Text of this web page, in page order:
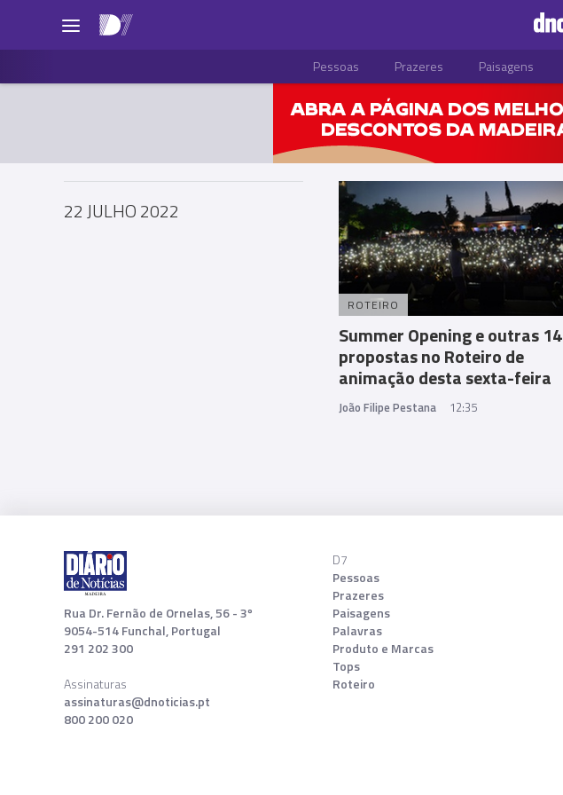
Pessoas Prazeres Paisagens
22 JULHO 2022
ROTEIRO
Summer Opening e outras 14
propostas no Roteiro de
animação desta sexta-feira
João Filipe Pestana 12:35
Rua Dr. Fernão de Ornelas, 56 - 3º
9054-514 Funchal, Portugal
291 202 300
Assinaturas
assinaturas@dnoticias.pt
800 200 020
D7
Pessoas
Prazeres
Paisagens
Palavras
Produto e Marcas
Tops
Roteiro